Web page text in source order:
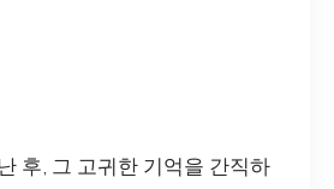
후, 그 고귀한 기억을 간직하